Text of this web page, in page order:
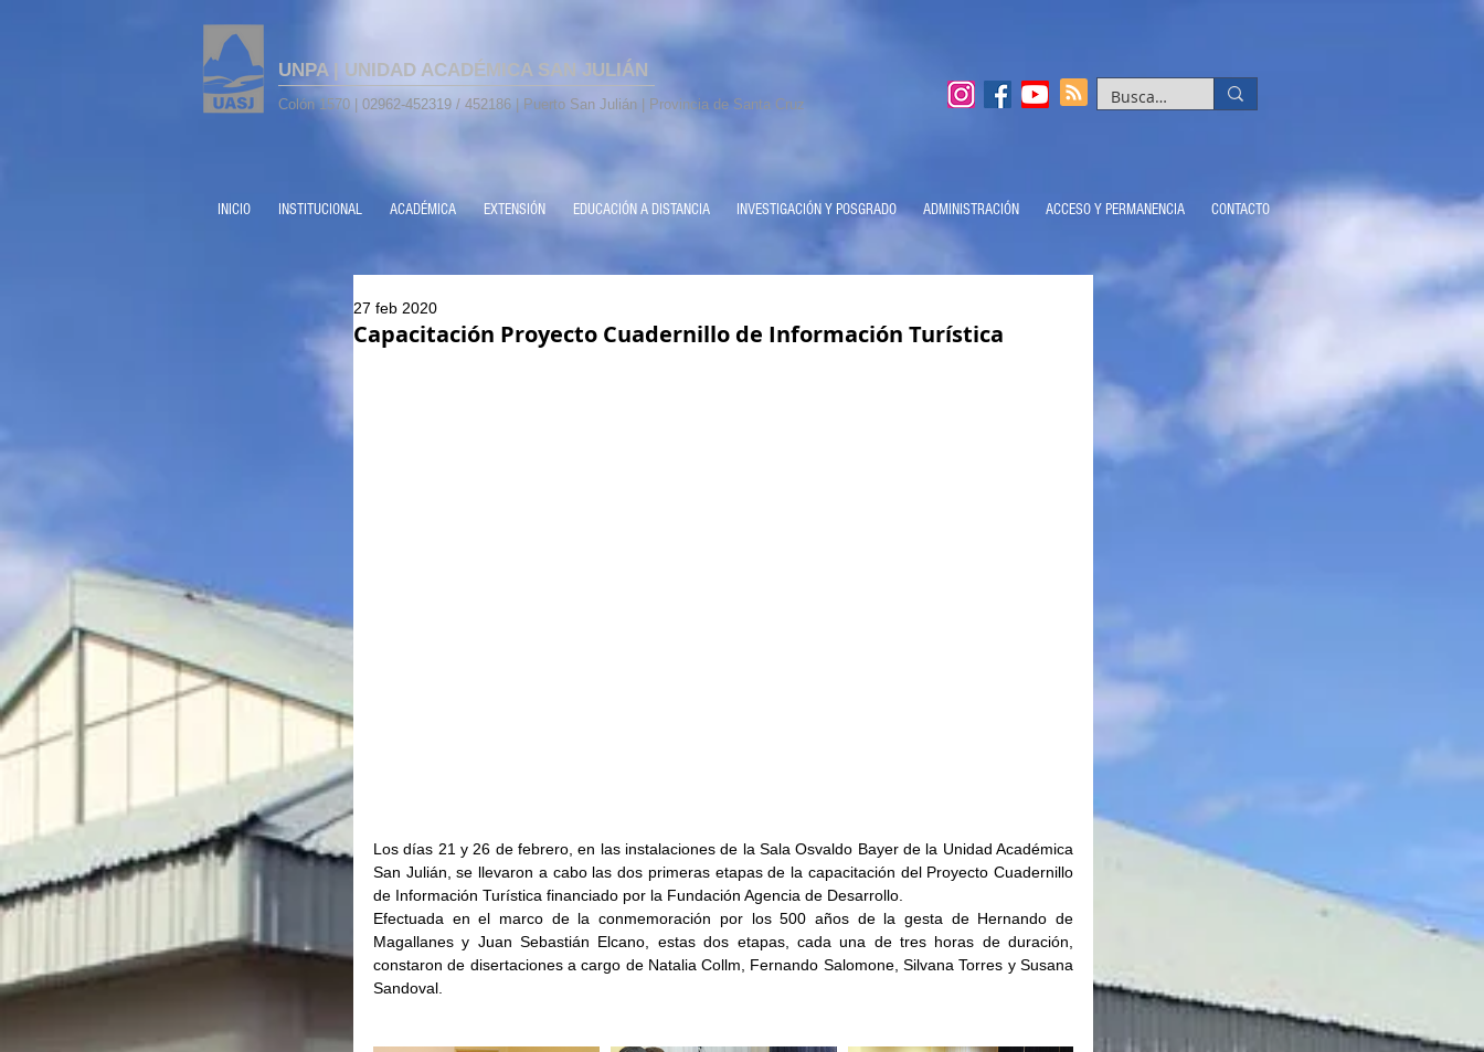
UNPA | UNIDAD ACADÉMICA SAN JULIÁN
Colón 1570 | 02962-452319 / 452186 | Puerto San Julián | Provincia de Santa Cruz
INICIO INSTITUCIONAL ACADÉMICA EXTENSIÓN EDUCACIÓN A DISTANCIA INVESTIGACIÓN Y POSGRADO ADMINISTRACIÓN ACCESO Y PERMANENCIA CONTACTO
Capacitación Proyecto Cuadernillo de Información Turística
27 feb 2020
Los días 21 y 26 de febrero, en las instalaciones de la Sala Osvaldo Bayer de la Unidad Académica
San Julián, se llevaron a cabo las dos primeras etapas de la capacitación del Proyecto Cuadernillo
de Información Turística financiado por la Fundación Agencia de Desarrollo.
Efectuada en el marco de la conmemoración por los 500 años de la gesta de Hernando de
Magallanes y Juan Sebastián Elcano, estas dos etapas, cada una de tres horas de duración,
constaron de disertaciones a cargo de Natalia Collm, Fernando Salomone, Silvana Torres y Susana
Sandoval.